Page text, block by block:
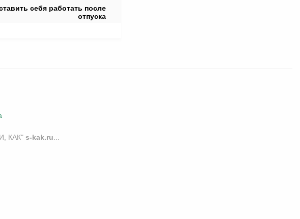
себя работать после
отпуска
КАК" s-kak.ru...